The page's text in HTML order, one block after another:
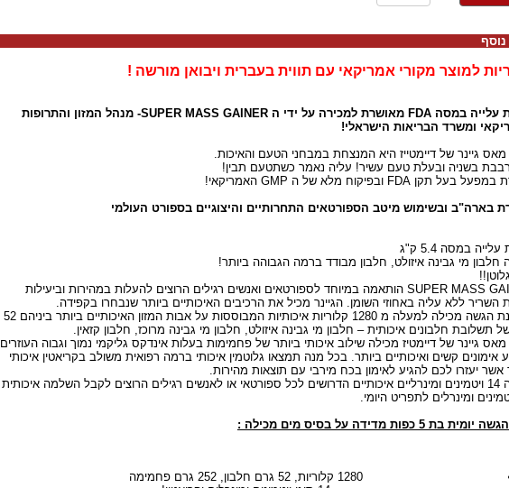
למוצר מקורי אמריקאי עם תווית בעברית ויבואן מורשה !
עלייה במסה מאושרת למכירה על ידי ה FDA-
מנהל המזון והתרופות
ומשרד הבריאות הישראלי!
מאס גיינר של דיימטייז היא המנצחת במבחני הטעם והאיכות.
בשניה ובעלת טעם עשיר! עליה נאמר כשתטעם תבין!
במפעל בעל תקן
ובפיקוח מלא של ה FDA האמריקאי!
בארה"ב ובשימוש מיטב הספורטאים התחרותיים והיצוגיים בספורט העולמי
במסה 5.4 ק"ג
חלבון מי גבינה איזולט, חלבון מבודד ברמה הגבוהה ביותר!
!!
SUPER MASS הותאמה במיוחד לספורטאים ואנשים רגילים הרוצים להעלות במהירות וביעילות
ללא עליה באחוזי השומן. הגיינר מכיל את הרכיבים האיכותיים ביותר שנבחרו בקפידה.
כל מנת הגשה מכילה למעלה מ 1280 קלוריות איכותיות המבוססות על אבות המזון האיכותיים ביותר ביניהם 52
תשלובת חלבונים איכותית – חלבון מי גבינה איזולט, חלבון מי גבינה מרוכז, חלבון קזאין.
גיינר של דיימטיז מכילה שילוב איכותי ביותר של פחמימות בעלות אינדקס גליקמי נמוך וגבוה העוזרים
אימונים קשים ואיכותיים ביותר. בכל מנה תמצאו גלוטמין איכותי ברמה רפואית משולב בקריאטין איכותי
אשר יעזרו לכם להגיע לאימון בכח מירבי עם תוצאות מהירות.
מכילה 14 ויטמינים ומינרליים איכותיים הדרושים לכל ספורטאי או לאנשים רגילים הרוצים לקבל השלמה איכותית
ומינרלים לתפריט היומי.
בת 5 כפות מדידה על בסיס מים מכילה
:
1280
קלוריות, 52 גרם חלבון, 252 גרם פחמימה